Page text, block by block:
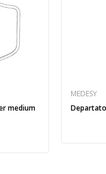
medium
MEDESY